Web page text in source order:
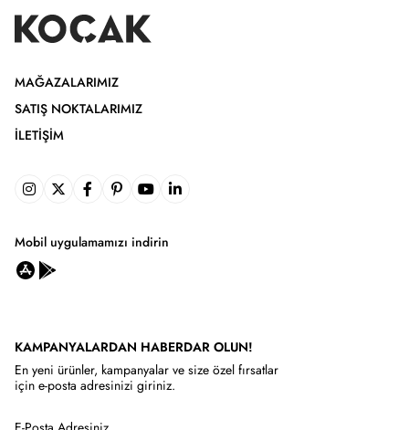
MAĞAZALARIMIZ
SATIŞ NOKTALARIMIZ
İLETIŞIM
Mobil uygulamamızı indirin
KAMPANYALARDAN HABERDAR OLUN!
En yeni ürünler, kampanyalar ve size özel fırsatlar
için e-posta adresinizi giriniz.